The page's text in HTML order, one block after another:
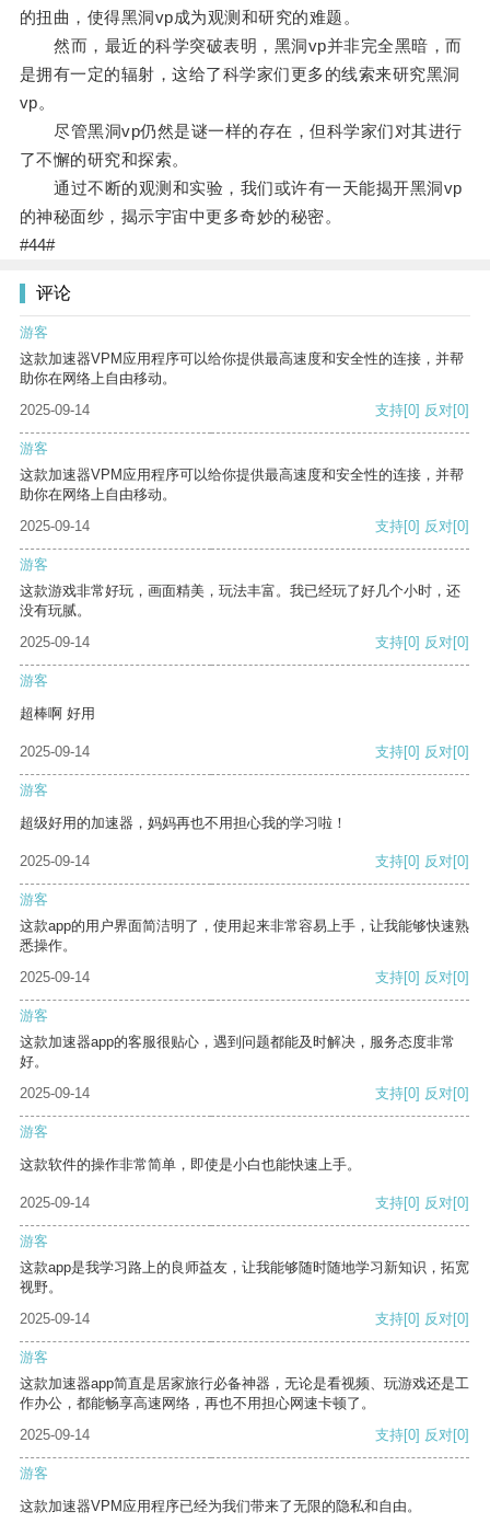
的扭曲，使得黑洞vp成为观测和研究的难题。
然而，最近的科学突破表明，黑洞vp并非完全黑暗，而
是拥有一定的辐射，这给了科学家们更多的线索来研究黑洞
vp。
尽管黑洞vp仍然是谜一样的存在，但科学家们对其进行
了不懈的研究和探索。
通过不断的观测和实验，我们或许有一天能揭开黑洞vp
的神秘面纱，揭示宇宙中更多奇妙的秘密。
#44#
评论
游客
这款加速器VPM应用程序可以给你提供最高速度和安全性的连接，并帮
助你在网络上自由移动。
2025-09-14
支持[0] 反对[0]
游客
这款加速器VPM应用程序可以给你提供最高速度和安全性的连接，并帮
助你在网络上自由移动。
2025-09-14
支持[0] 反对[0]
游客
这款游戏非常好玩，画面精美，玩法丰富。我已经玩了好几个小时，还
没有玩腻。
2025-09-14
支持[0] 反对[0]
游客
超棒啊 好用
2025-09-14 支持[0] 反对[0]
游客
超级好用的加速器，妈妈再也不用担心我的学习啦！
2025-09-14 支持[0] 反对[0]
游客
这款app的用户界面简洁明了，使用起来非常容易上手，让我能够快速熟
悉操作。
2025-09-14
支持[0] 反对[0]
游客
这款加速器app的客服很贴心，遇到问题都能及时解决，服务态度非常
好。
2025-09-14
支持[0] 反对[0]
游客
这款软件的操作非常简单，即使是小白也能快速上手。
2025-09-14 支持[0] 反对[0]
游客
这款app是我学习路上的良师益友，让我能够随时随地学习新知识，拓宽
视野。
2025-09-14
支持[0] 反对[0]
游客
这款加速器app简直是居家旅行必备神器，无论是看视频、玩游戏还是工
作办公，都能畅享高速网络，再也不用担心网速卡顿了。
2025-09-14
支持[0] 反对[0]
游客
这款加速器VPM应用程序已经为我们带来了无限的隐私和自由。